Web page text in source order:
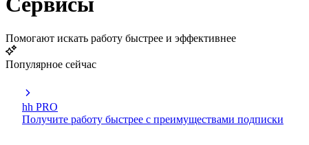
Помогают искать работу быстрее и эффективнее
Популярное сейчас
hh PRO
Получите работу быстрее с преимуществами подписки